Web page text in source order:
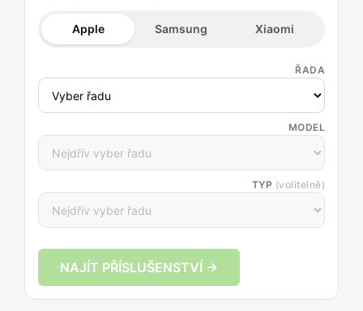
Apple Samsung Xiaomi
ŘADA
MODEL
TYP (volitelně)
NAJÍT PŘÍSLUŠENSTVÍ →